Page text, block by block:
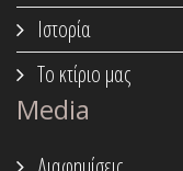
Ιστορία
Το κτίριο μας
Media